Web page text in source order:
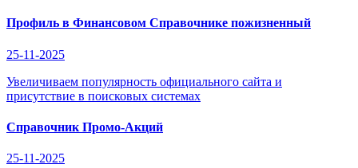
Профиль в Финансовом Справочнике пожизненный
25-11-2025
Увеличиваем популярность официального сайта и
присутствие в поисковых системах
Справочник Промо-Акций
25-11-2025